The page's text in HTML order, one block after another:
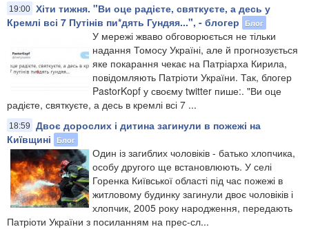
19:00 Хіти тижня. "Ви оце радієте, святкуєте, а десь у
Кремлі всі 7 Путінів пи*дять Гундяя...", - блогер
Блог
У мережі жваво обговорюється не тільки
надання Томосу Україні, але й прогнозується
яке покарання чекає на Патріарха Кирила,
повідомляють Патріоти України. Так, блогер
PastorKopf у своєму twitter пише:. "Ви оце
радієте, святкуєте, а десь в кремлі всі 7 ...
18:59
Двоє дорослих і дитина загинули в пожежі на
Київщині
Блог
Один із загиблих чоловіків - батько хлопчика,
особу другого ще встановлюють. У селі
Горенка Київської області під час пожежі в
житловому будинку загинули двоє чоловіків і
хлопчик, 2005 року народження, передають
Патріоти України з посиланням на прес-сл...